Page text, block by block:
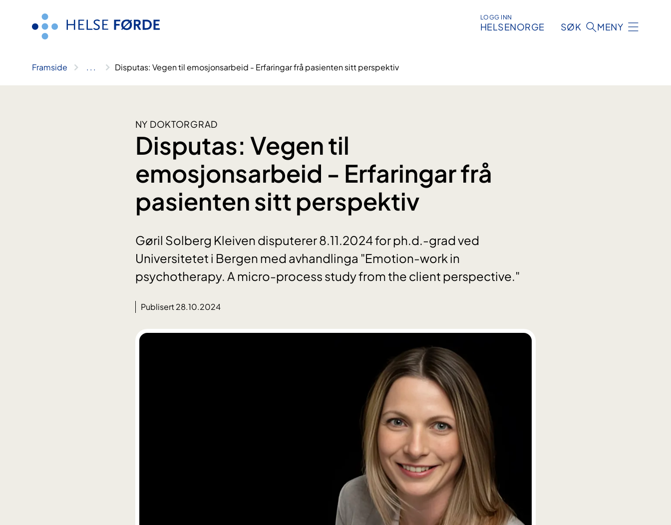
LOGG INN
HELSENORGE SØK MENY
Framside .. . Disputas: Vegen til emosjonsarbeid - Erfaringar frå pasienten sitt perspektiv
NY DOKTORGRAD
Disputas: Vegen til
emosjonsarbeid - Erfaringar frå
pasienten sitt perspektiv
Gøril Solberg Kleiven disputerer 8.11.2024 for ph.d.-grad ved
Universitetet i Bergen med avhandlinga "Emotion-work in
psychotherapy. A micro-process study from the client perspective."
Publisert 28.10.2024